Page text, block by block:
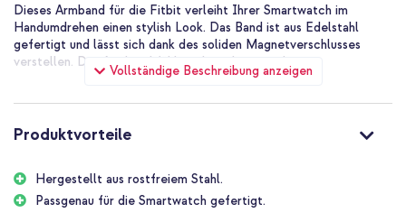
Vollständige Beschreibung anzeigen
Dieses Armband für die Fitbit verleiht Ihrer Smartwatch im
Handumdrehen einen stylish Look. Das Band ist aus Edelstahl
gefertigt und lässt sich dank des soliden Magnetverschlusses
verstellen. Der Armband fühlt sich auch angenehm an.
Produktvorteile
Hergestellt aus rostfreiem Stahl.
Passgenau für die Smartwatch gefertigt.